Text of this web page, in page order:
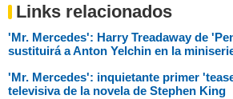
Links relacionados
'Mr. Mercedes': Harry Treadaway de
sustituirá a Anton Yelchin en la
'Mr. Mercedes': inquietante primer
televisiva de la novela de Stephen King